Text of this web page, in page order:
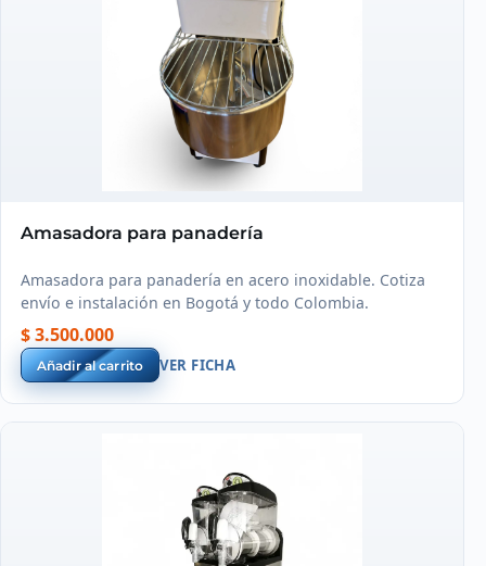
Amasadora para panadería
Amasadora para panadería en acero inoxidable. Cotiza
envío e instalación en Bogotá y todo Colombia.
$ 3.500.000
Añadir al carrito VER FICHA